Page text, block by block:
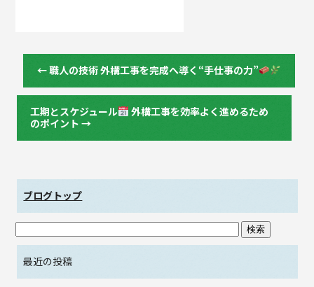
←職人の技術 外構工事を完成へ導く“手仕事の力”
工期とスケジュール
外構工事を効率よく進めるため
のポイント→
ブログトップ
最近の投稿